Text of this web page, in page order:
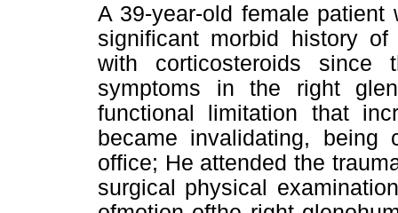
A 39-year-old female
significant morbid history
with corticosteroids
symptoms in the right
functional limitation that
became invalidating, being
office; He attended the
surgical physical